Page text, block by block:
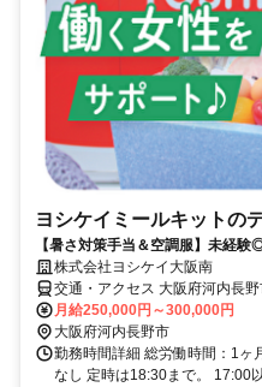
ヨシケイミールキットの
【暑さ対策手当＆空調服】未経
株式会社ヨシケイ大阪南
交通・アクセス 大阪府河内長
月給250,000円～300,000円
大阪府河内長野市
勤務時間詳細 総労働時間：1
なし 定時は18:30まで。 17:00